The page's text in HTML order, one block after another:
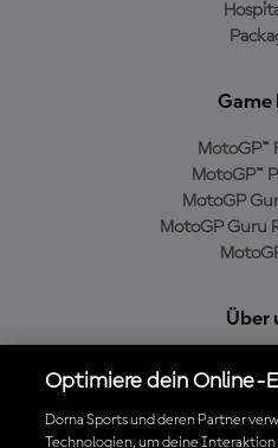
Game
MotoGP™
MotoGP™
MotoGP
MotoGP Guru
Über
Cookie-
Optimiere dein Online-
Dorna Sports und deren Partner
Technologien, um deine Interaktion